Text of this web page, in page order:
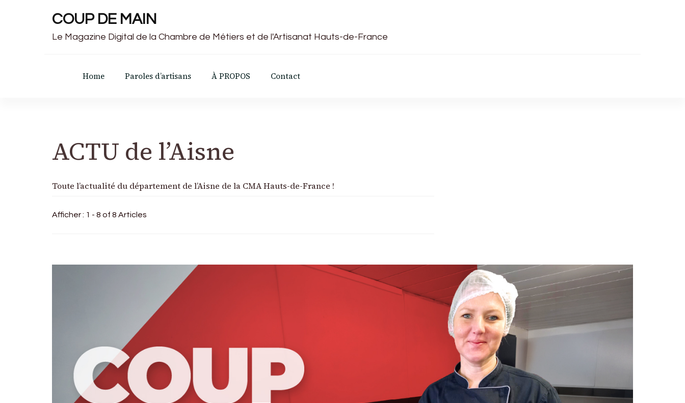
COUP DE MAIN
Le Magazine Digital de la Chambre de Métiers et de l'Artisanat Hauts-de-France
Home Paroles d’artisans À PROPOS Contact
ACTU de l’Aisne
Toute l’actualité du département de l’Aisne de la CMA Hauts-de-France !
Afficher : 1 - 8 of 8 Articles